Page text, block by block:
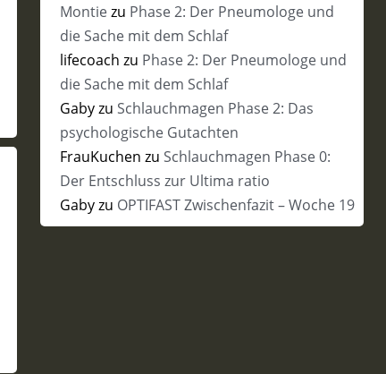
Montiezu Phase 2: Der Pneumologe und
die Sache mit dem Schlaf
lifecoach zu Phase 2: Der Pneumologe und
die Sache mit dem Schlaf
Gabyzu Schlauchmagen Phase 2: Das
psychologische Gutachten
FrauKuchen zu Schlauchmagen Phase 0:
Der Entschluss zur Ultima ratio
Gabyzu OPTIFAST Zwischenfazit – Woche 19